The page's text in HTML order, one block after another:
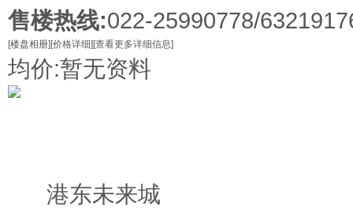
售楼热线:022-25990778/
[楼盘相册] [价格详细] [查看更多详细信息]
均价:暂无资料
港东未来城